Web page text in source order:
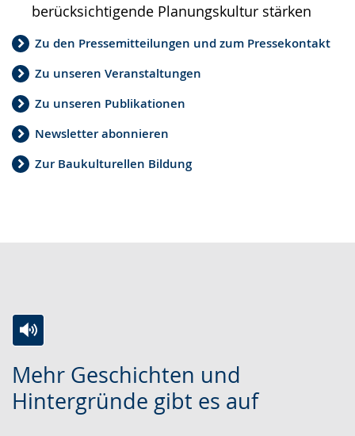
berücksichtigende Planungskultur stärken
Zu den Pressemitteilungen und zum Pressekontakt
Zu unseren Veranstaltungen
Zu unseren Publikationen
Newsletter abonnieren
Zur Baukulturellen Bildung
Mehr Geschichten und
Hintergründe gibt es auf
Leichten
Sprache
Audio-
Unterstützung.
Video
in